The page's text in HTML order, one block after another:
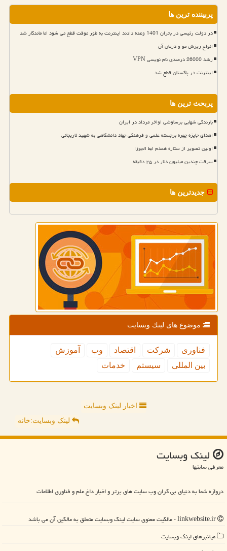
پربیننده ترین ها
در دولت رئیسی در بحران 1401 وعده دادند اینترنت به طور موقت قطع می شود اما ماندگار شد
انواع ریزش مو و درمان آن
رشد 26000 درصدی نام نویسی VPN
اینترنت در پاکستان قطع شد
پربحث ترین ها
بارندگی شهابی برساوشی اواخر مرداد در ایران
اهدای جایزه چهره برجسته علمی و فرهنگی جهاد دانشگاهی به شهید لاریجانی
اولین تصویر از ستاره همدم ابط الجوزا
سرقت چندین میلیون دلار در ۲۵ دقیقه
جدیدترین ها
موضوع های لینك وبسایت
فناوری شركت اقتصاد وب
آموزش
بین المللی
سیستم خدمات
اخبار لینک وبسایت
لینک وبسایت:خانه
لینك وبسایت
معرفی سایتها
دروازه شما به دنیای بی کران وب سایت های برتر و اخبار داغ علم و فناوری اطلاعات
میانبرهای لینك وبسایت